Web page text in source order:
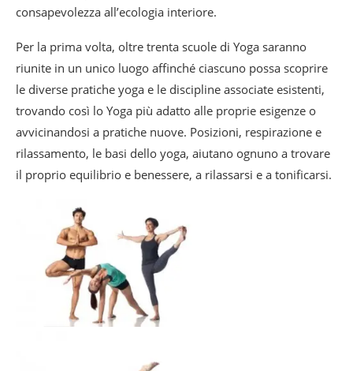
consapevolezza all’ecologia interiore.
Per la prima volta, oltre trenta scuole di Yoga saranno
riunite in un unico luogo affinché ciascuno possa scoprire
le diverse pratiche yoga e le discipline associate esistenti,
trovando così lo Yoga più adatto alle proprie esigenze o
avvicinandosi a pratiche nuove. Posizioni, respirazione e
rilassamento, le basi dello yoga, aiutano ognuno a trovare
il proprio equilibrio e benessere, a rilassarsi e a tonificarsi.